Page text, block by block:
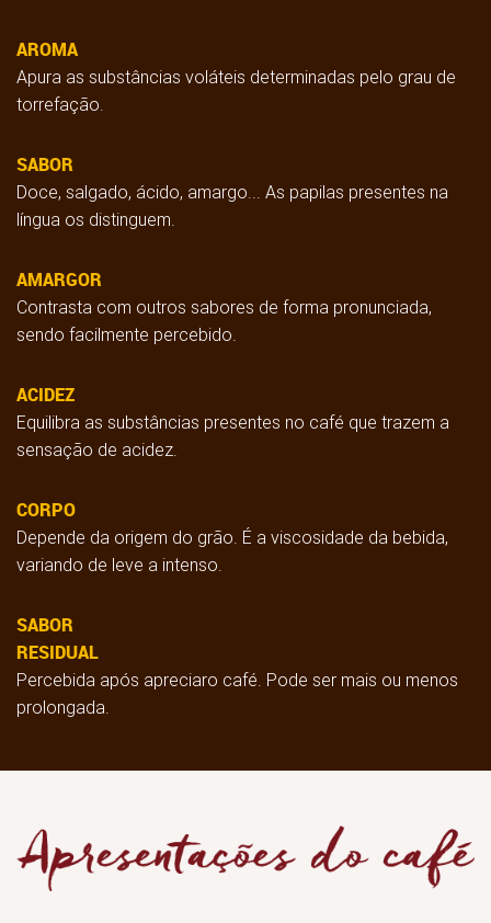
AROMA
Apura as substâncias voláteis determinadas pelo grau de
torrefação.
SABOR
Doce, salgado, ácido, amargo... As papilas presentes na
língua os distinguem.
AMARGOR
Contrasta com outros sabores de forma pronunciada,
sendo facilmente percebido.
ACIDEZ
Equilibra as substâncias presentes no café que trazem a
sensação de acidez.
CORPO
Depende da origem do grão. É a viscosidade da bebida,
variando de leve a intenso.
SABOR
RESIDUAL
Percebida após apreciaro café. Pode ser mais ou menos
prolongada.